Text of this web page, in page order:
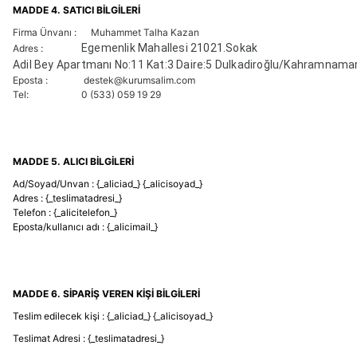
MADDE 4. SATICI BİLGİLERİ
Firma Ünvanı : Muhammet Talha Kazan
Adres :
Egemenlik Mahallesi 21021.Sokak
Adil Bey Apartmanı No:11 Kat:3 Daire:5 Dulkadiroğlu/
Eposta : destek@kurumsalim.com
Tel: 0 (533) 059 19 29
MADDE 5. ALICI BİLGİLERİ
Ad/Soyad/Unvan : {_aliciad_} {_alicisoyad_}
Adres : {_teslimatadresi_}
Telefon : {_alicitelefon_}
Eposta/kullanıcı adı : {_alicimail_}
MADDE 6. SİPARİŞ VEREN KİŞİ BİLGİLERİ
Teslim edilecek kişi : {_aliciad_} {_alicisoyad_}
Teslimat Adresi : {_teslimatadresi_}